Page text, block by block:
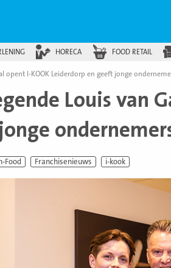
HORECA FOOD RETAIL
opent I-KOOK Leiderdorp en geeft jonge
Louis van
Food Franchisenieuws i-kook